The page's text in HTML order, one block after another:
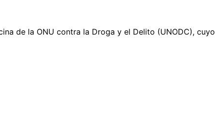
de la ONU contra la Droga y el Delito (UNODC), cuyo